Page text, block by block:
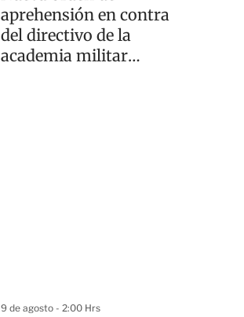
aprehensión en contra
del directivo de la
academia militar
9 de agosto - 2:00 Hrs